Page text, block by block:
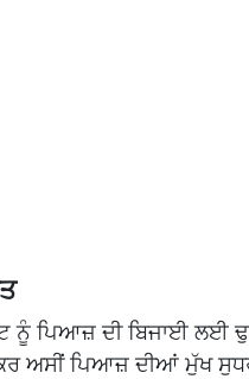
ਨੂੰ ਪਿਆਜ਼ ਦੀ ਬਿਜਾਈ ਲਈ
ਅਸੀਂ ਪਿਆਜ਼ ਦੀਆਂ ਮੁੱਖ